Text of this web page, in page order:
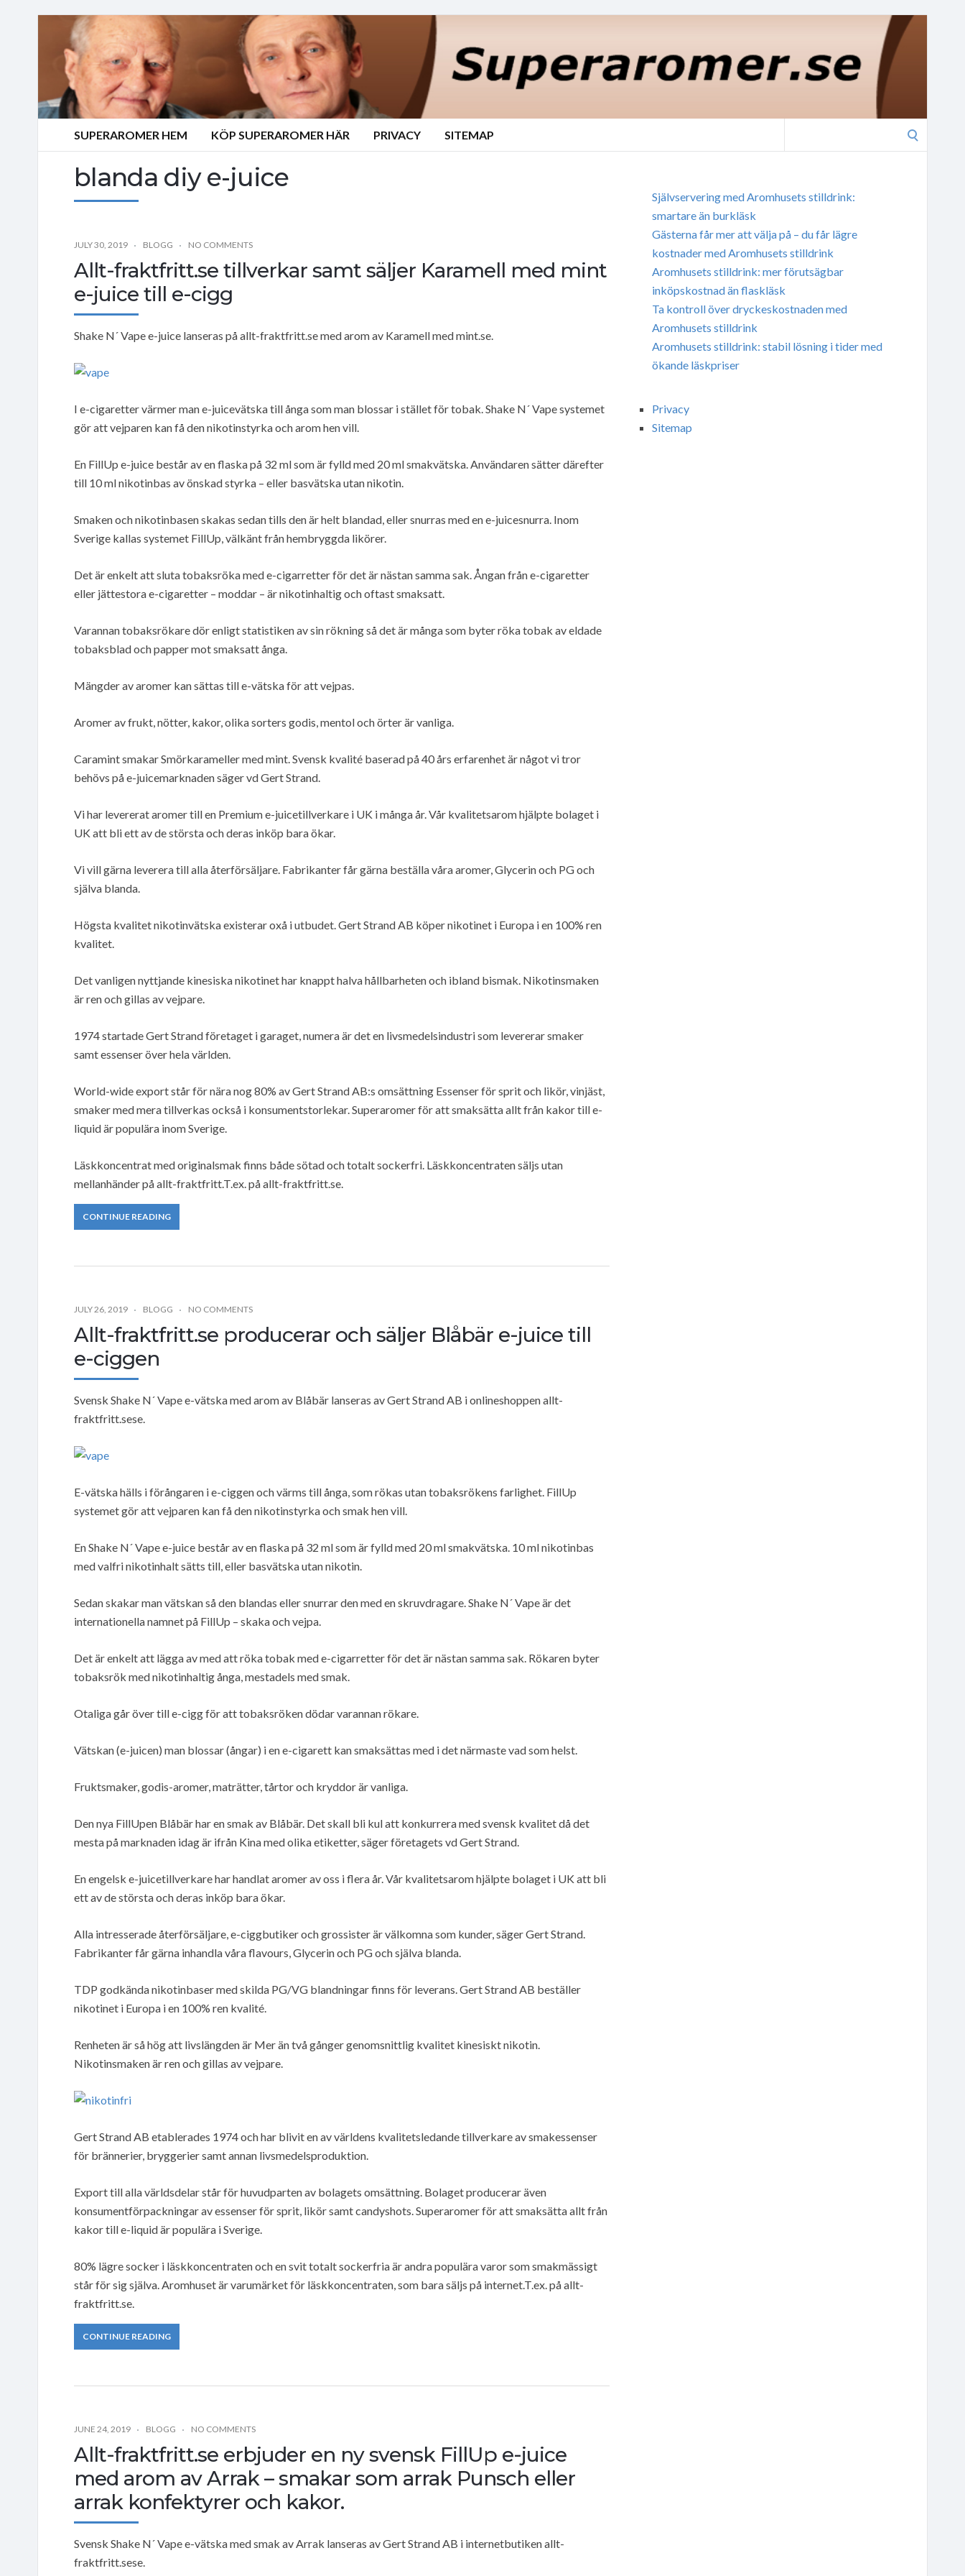
SUPERAROMER HEM KÖP SUPERAROMER HÄR PRIVACY SITEMAP
blanda diy e-juice
JULY 30, 2019 BLOGG NO COMMENTS
Allt-fraktfritt.se tillverkar samt säljer Karamell med mint
e-juice till e-cigg
Shake N´ Vape e-juice lanseras på allt-fraktfritt.se med arom av Karamell med mint.se.
I e-cigaretter värmer man e-juicevätska till ånga som man blossar i stället för tobak. Shake N´ Vape systemet
gör att vejparen kan få den nikotinstyrka och arom hen vill.
En FillUp e-juice består av en flaska på 32 ml som är fylld med 20 ml smakvätska. Användaren sätter därefter
till 10 ml nikotinbas av önskad styrka – eller basvätska utan nikotin.
Smaken och nikotinbasen skakas sedan tills den är helt blandad, eller snurras med en e-juicesnurra. Inom
Sverige kallas systemet FillUp, välkänt från hembryggda likörer.
Det är enkelt att sluta tobaksröka med e-cigarretter för det är nästan samma sak. Ångan från e-cigaretter
eller jättestora e-cigaretter – moddar – är nikotinhaltig och oftast smaksatt.
Varannan tobaksrökare dör enligt statistiken av sin rökning så det är många som byter röka tobak av eldade
tobaksblad och papper mot smaksatt ånga.
Mängder av aromer kan sättas till e-vätska för att vejpas.
Aromer av frukt, nötter, kakor, olika sorters godis, mentol och örter är vanliga.
Caramint smakar Smörkarameller med mint. Svensk kvalité baserad på 40 års erfarenhet är något vi tror
behövs på e-juicemarknaden säger vd Gert Strand.
Vi har levererat aromer till en Premium e-juicetillverkare i UK i många år. Vår kvalitetsarom hjälpte bolaget i
UK att bli ett av de största och deras inköp bara ökar.
Vi vill gärna leverera till alla återförsäljare. Fabrikanter får gärna beställa våra aromer, Glycerin och PG och
själva blanda.
Högsta kvalitet nikotinvätska existerar oxå i utbudet. Gert Strand AB köper nikotinet i Europa i en 100% ren
kvalitet.
Det vanligen nyttjande kinesiska nikotinet har knappt halva hållbarheten och ibland bismak. Nikotinsmaken
är ren och gillas av vejpare.
1974 startade Gert Strand företaget i garaget, numera är det en livsmedelsindustri som levererar smaker
samt essenser över hela världen.
World-wide export står för nära nog 80% av Gert Strand AB:s omsättning Essenser för sprit och likör, vinjäst,
smaker med mera tillverkas också i konsumentstorlekar. Superaromer för att smaksätta allt från kakor till e-
liquid är populära inom Sverige.
Läskkoncentrat med originalsmak finns både sötad och totalt sockerfri. Läskkoncentraten säljs utan
mellanhänder på allt-fraktfritt.T.ex. på allt-fraktfritt.se.
CONTINUE READING
JULY 26, 2019 BLOGG NO COMMENTS
Allt-fraktfritt.se producerar och säljer Blåbär e-juice till
e-ciggen
Svensk Shake N´ Vape e-vätska med arom av Blåbär lanseras av Gert Strand AB i onlineshoppen allt-
fraktfritt.sese.
E-vätska hälls i förångaren i e-ciggen och värms till ånga, som rökas utan tobaksrökens farlighet. FillUp
systemet gör att vejparen kan få den nikotinstyrka och smak hen vill.
En Shake N´ Vape e-juice består av en flaska på 32 ml som är fylld med 20 ml smakvätska. 10 ml nikotinbas
med valfri nikotinhalt sätts till, eller basvätska utan nikotin.
Sedan skakar man vätskan så den blandas eller snurrar den med en skruvdragare. Shake N´ Vape är det
internationella namnet på FillUp – skaka och vejpa.
Det är enkelt att lägga av med att röka tobak med e-cigarretter för det är nästan samma sak. Rökaren byter
tobaksrök med nikotinhaltig ånga, mestadels med smak.
Otaliga går över till e-cigg för att tobaksröken dödar varannan rökare.
Vätskan (e-juicen) man blossar (ångar) i en e-cigarett kan smaksättas med i det närmaste vad som helst.
Fruktsmaker, godis-aromer, maträtter, tårtor och kryddor är vanliga.
Den nya FillUpen Blåbär har en smak av Blåbär. Det skall bli kul att konkurrera med svensk kvalitet då det
mesta på marknaden idag är ifrån Kina med olika etiketter, säger företagets vd Gert Strand.
En engelsk e-juicetillverkare har handlat aromer av oss i flera år. Vår kvalitetsarom hjälpte bolaget i UK att bli
ett av de största och deras inköp bara ökar.
Alla intresserade återförsäljare, e-ciggbutiker och grossister är välkomna som kunder, säger Gert Strand.
Fabrikanter får gärna inhandla våra flavours, Glycerin och PG och själva blanda.
TDP godkända nikotinbaser med skilda PG/VG blandningar finns för leverans. Gert Strand AB beställer
nikotinet i Europa i en 100% ren kvalité.
Renheten är så hög att livslängden är Mer än två gånger genomsnittlig kvalitet kinesiskt nikotin.
Nikotinsmaken är ren och gillas av vejpare.
Gert Strand AB etablerades 1974 och har blivit en av världens kvalitetsledande tillverkare av smakessenser
för brännerier, bryggerier samt annan livsmedelsproduktion.
Export till alla världsdelar står för huvudparten av bolagets omsättning. Bolaget producerar även
konsumentförpackningar av essenser för sprit, likör samt candyshots. Superaromer för att smaksätta allt från
kakor till e-liquid är populära i Sverige.
80% lägre socker i läskkoncentraten och en svit totalt sockerfria är andra populära varor som smakmässigt
står för sig själva. Aromhuset är varumärket för läskkoncentraten, som bara säljs på internet.T.ex. på allt-
fraktfritt.se.
CONTINUE READING
JUNE 24, 2019 BLOGG NO COMMENTS
Allt-fraktfritt.se erbjuder en ny svensk FillUp e-juice
med arom av Arrak – smakar som arrak Punsch eller
arrak konfektyrer och kakor.
Svensk Shake N´ Vape e-vätska med smak av Arrak lanseras av Gert Strand AB i internetbutiken allt-
fraktfritt.sese.
Självservering med Aromhusets stilldrink:
smartare än burkläsk
Gästerna får mer att välja på – du får lägre
kostnader med Aromhusets stilldrink
Aromhusets stilldrink: mer förutsägbar
inköpskostnad än flaskläsk
Ta kontroll över dryckeskostnaden med
Aromhusets stilldrink
Aromhusets stilldrink: stabil lösning i tider med
ökande läskpriser
Privacy
Sitemap